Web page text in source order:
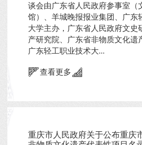
谈会由广东省人民政府参事室（
馆）、羊城晚报报业集团、广东
大学主办，广东省人民政府文史
产研究院、广东省非物质文化遗
广东轻工职业技术大...
查看更多
重庆市人民政府关于公布重庆